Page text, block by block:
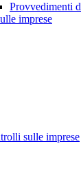
Provvedimenti
imprese
sulle imprese